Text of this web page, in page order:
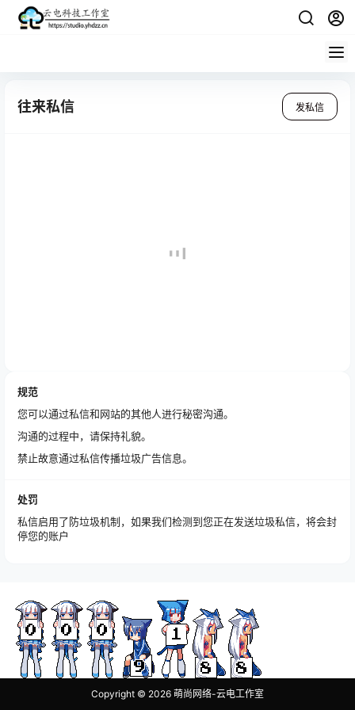
往来私信 发私信
规范
您可以通过私信和网站的其他人进行秘密沟通。
沟通的过程中，请保持礼貌。
禁止故意通过私信传播垃圾广告信息。
处罚
私信启用了防垃圾机制，如果我们检测到您正在发送垃圾私信，将会封
停您的账户
Copyright © 2026 萌尚网络-云电工作室